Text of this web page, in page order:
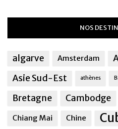
NOS
algarve Amsterdam
Asie Sud-Est
athènes
Bretagne Cambodge
Chiang Mai Chine